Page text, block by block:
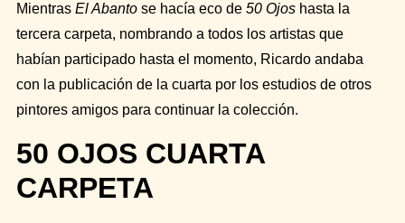
Mientras El Abantose hacía eco de 50 Ojoshasta la
tercera carpeta, nombrando a todos los artistas que
habían participado hasta el momento, Ricardo andaba
con la publicación de la cuarta por los estudios de otros
pintores amigos para continuar la colección.
50 OJOS CUARTA
CARPETA